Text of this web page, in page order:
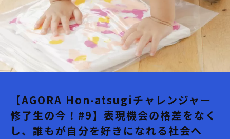
【AGORA Hon-atsugiチャレンジャー
修了生の今！#9】表現機会の格差をなく
し、誰もが自分を好きになれる社会へ